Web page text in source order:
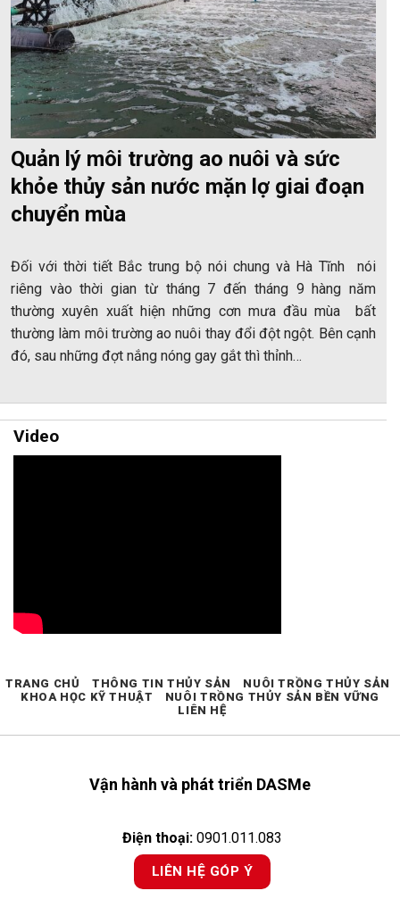
Quản lý môi trường ao nuôi và sức
khỏe thủy sản nước mặn lợ giai đoạn
chuyển mùa
Đối với thời tiết Bắc trung bộ nói chung và Hà Tĩnh nói
riêng vào thời gian từ tháng 7 đến tháng 9 hàng năm
thường xuyên xuất hiện những cơn mưa đầu mùa bất
thường làm môi trường ao nuôi thay đổi đột ngột. Bên cạnh
đó, sau những đợt nắng nóng gay gắt thì thỉnh…
Video
Vận hành và phát triển DASMe
Điện thoại: 0901.011.083
LIÊN HỆ GÓP Ý
TRANG CHỦ THÔNG TIN THỦY SẢN
NUÔI TRỒNG THỦY SẢN
KHOA HỌC KỸ THUẬT
NUÔI TRỒNG THỦY SẢN BỀN VỮNG
LIÊN HỆ